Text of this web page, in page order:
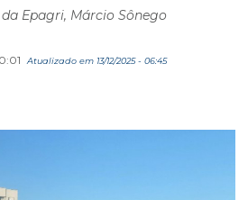
Epagri, Márcio Sônego
Atualizado em 13/12/2025 - 06:45